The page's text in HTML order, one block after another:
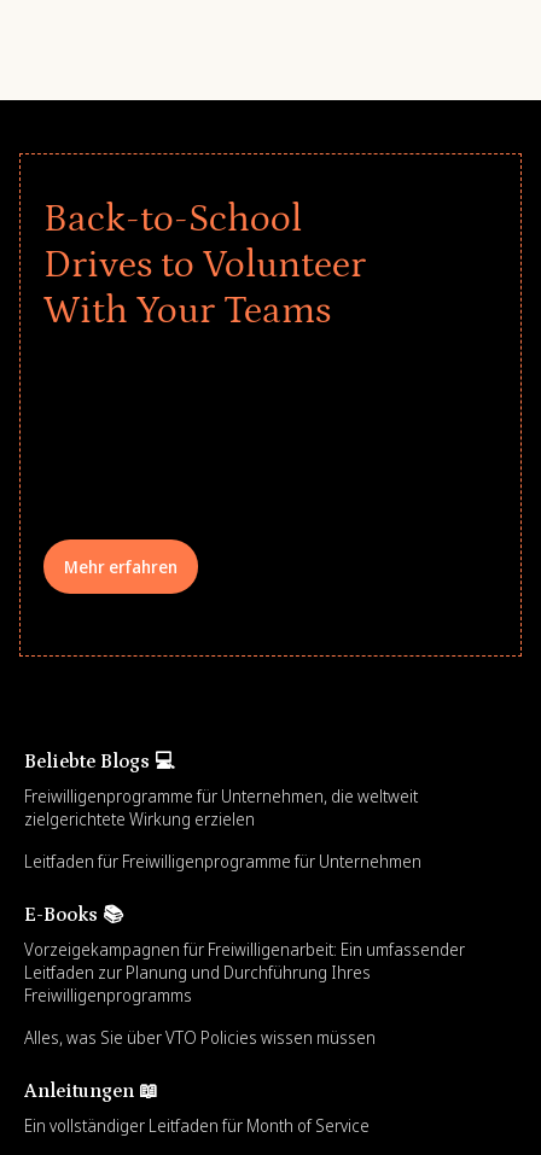
Back-to-School
Drives to Volunteer
With Your Teams
Mehr erfahren
Beliebte Blogs 💻
Freiwilligenprogramme für Unternehmen, die weltweit
zielgerichtete Wirkung erzielen
Leitfaden für Freiwilligenprogramme für Unternehmen
E-Books 📚
Vorzeigekampagnen für Freiwilligenarbeit: Ein umfassender
Leitfaden zur Planung und Durchführung Ihres
Freiwilligenprogramms
Alles, was Sie über VTO Policies wissen müssen
Anleitungen 📖
Ein vollständiger Leitfaden für Month of Service